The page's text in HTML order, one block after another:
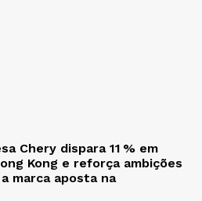
Chery dispara 11 % em
Kong e reforça ambições
marca aposta na